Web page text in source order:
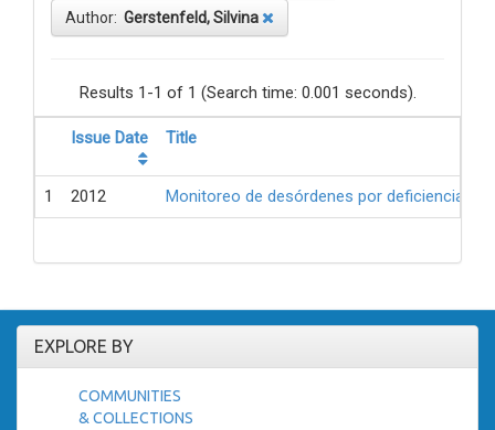
Author: Gerstenfeld, Silvina
Results 1-1 of 1 (Search time: 0.001 seconds).
Issue Date Title
1 2012 Monitoreo de desórdenes por deficiencia
EXPLORE BY
COMMUNITIES
& COLLECTIONS